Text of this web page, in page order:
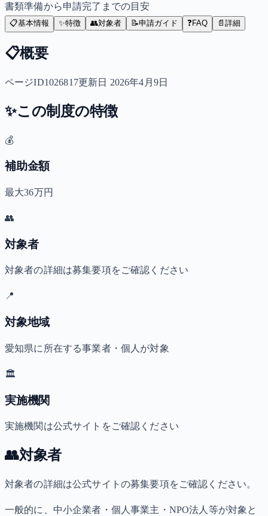
書類準備から申請完了までの目安
📋基本情報 ✨特徴 👥対象者 📝申請ガイド ❓FAQ 📄 詳細
📋概要
ページID1026817更新日 2026年4月9日
✨この制度の特徴
💰
補助金額
最大36万円
👥
対象者
対象者の詳細は募集要項をご確認ください
📍
対象地域
愛知県に所在する事業者・個人が対象
🏛️
実施機関
実施機関は公式サイトをご確認ください
👥対象者
対象者の詳細は公式サイトの募集要項をご確認ください。
一般的に、中小企業者・個人事業主・NPO法人等が対象と